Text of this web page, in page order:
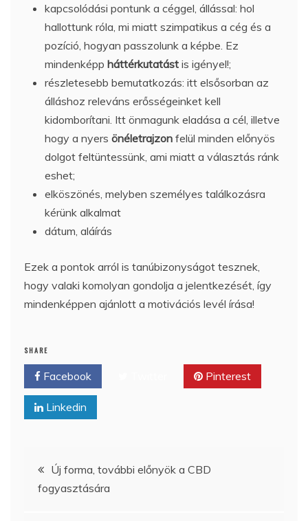
kapcsolódási pontunk a céggel, állással: hol
hallottunk róla, mi miatt szimpatikus a cég és a
pozíció, hogyan passzolunk a képbe. Ez
mindenképp háttérkutatást is igényel!;
részletesebb bemutatkozás: itt elsősorban az
álláshoz releváns erősségeinket kell
kidomborítani. Itt önmagunk eladása a cél, illetve
hogy a nyers önéletrajzon felül minden előnyös
dolgot feltüntessünk, ami miatt a választás ránk
eshet;
elköszönés, melyben személyes találkozásra
kérünk alkalmat
dátum, aláírás
Ezek a pontok arról is tanúbizonyságot tesznek,
hogy valaki komolyan gondolja a jelentkezését, így
mindenképpen ajánlott a motivációs levél írása!
SHARE
Facebook Pinterest
Linkedin
Bejegyzés
navigáció
Új forma, további előnyök a CBD
fogyasztására